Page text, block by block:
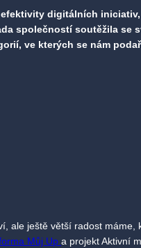
digitálních
společností soutěžila
ve kterých se nám
ale ještě větší radost
Můj Up a projekt Aktivní